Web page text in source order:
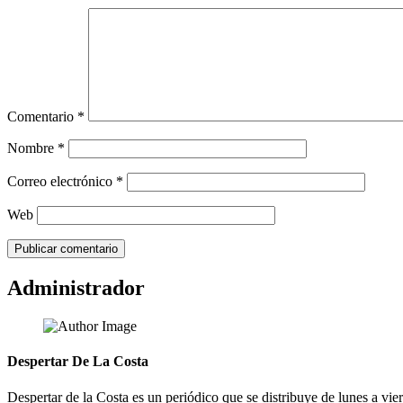
Comentario *
Nombre *
Correo electrónico *
Web
Administrador
Despertar De La Costa
Despertar de la Costa es un periódico que se distribuye de lunes a